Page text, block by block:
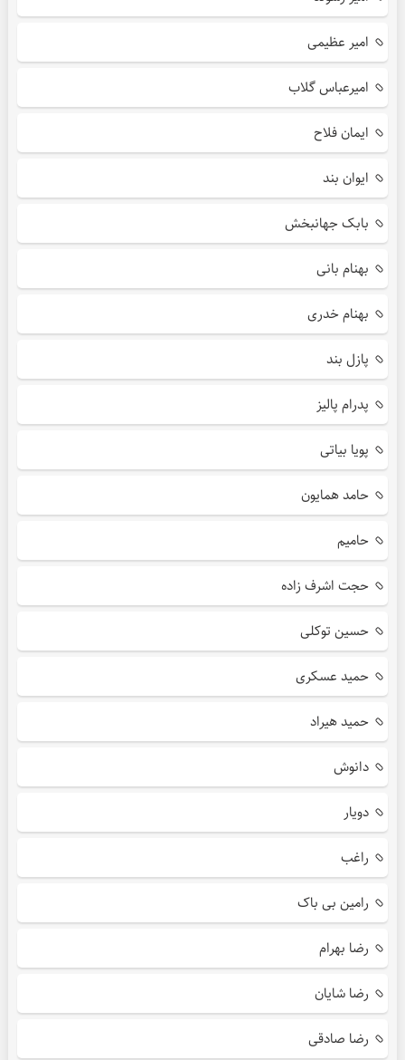
امیر عظیمی
امیرعباس گلاب
ایمان فلاح
ایوان بند
بابک جهانبخش
بهنام بانی
بهنام خدری
پازل بند
پدرام پالیز
پویا بیاتی
حامد همایون
حامیم
حجت اشرف زاده
حسین توکلی
حمید عسکری
حمید هیراد
دانوش
دویار
راغب
رامین بی باک
رضا بهرام
رضا شایان
رضا صادقی